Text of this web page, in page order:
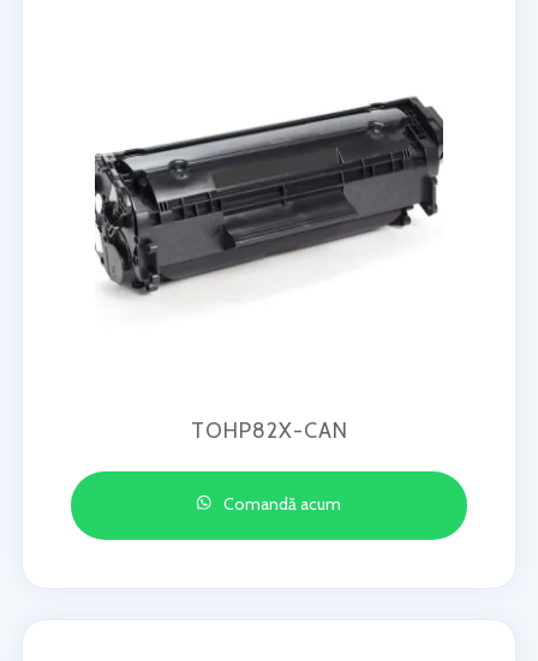
TOHP82X-CAN
Comandă acum